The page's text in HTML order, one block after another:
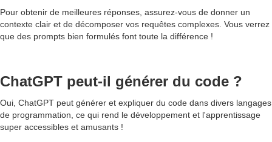
Pour obtenir de meilleures réponses, assurez-vous de donner un
contexte clair et de décomposer vos requêtes complexes. Vous verrez
que des prompts bien formulés font toute la différence !
ChatGPT peut-il générer du code ?
Oui, ChatGPT peut générer et expliquer du code dans divers langages
de programmation, ce qui rend le développement et l'apprentissage
super accessibles et amusants !